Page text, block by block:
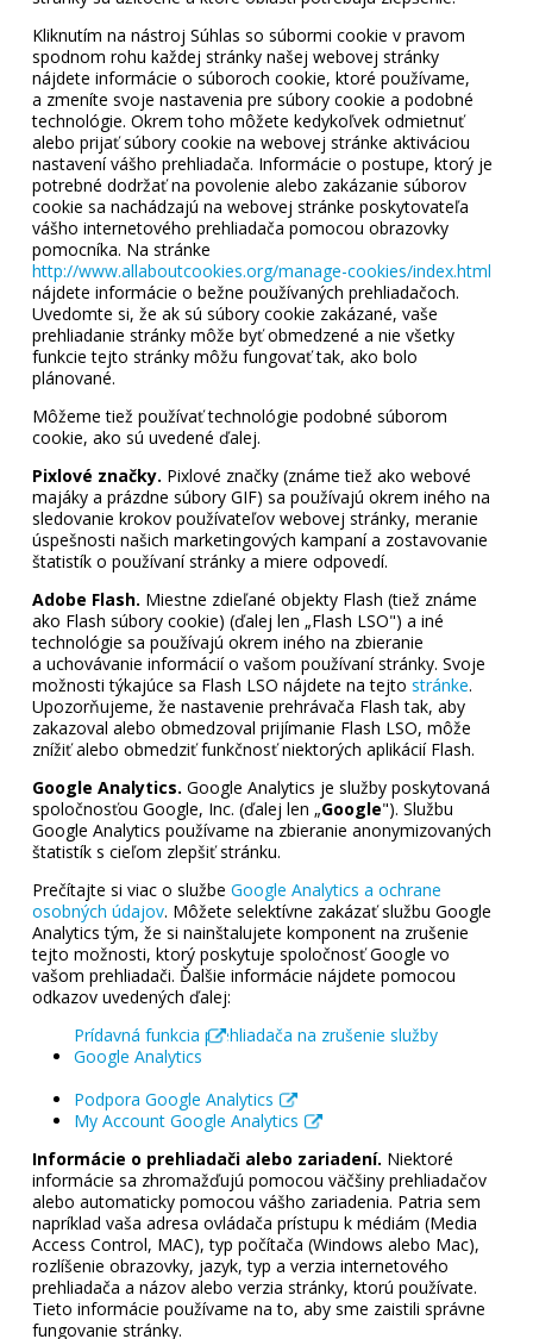
Kliknutím na nástroj Súhlas so súbormi cookie v pravom
spodnom rohu každej stránky našej webovej stránky
nájdete informácie o súboroch cookie, ktoré používame,
a zmeníte svoje nastavenia pre súbory cookie a podobné
technológie. Okrem toho môžete kedykoľvek odmietnuť
alebo prijať súbory cookie na webovej stránke aktiváciou
nastavení vášho prehliadača. Informácie o postupe, ktorý je
potrebné dodržať na povolenie alebo zakázanie súborov
cookie sa nachádzajú na webovej stránke poskytovateľa
vášho internetového prehliadača pomocou obrazovky
pomocníka. Na stránke
http://www.allaboutcookies.org/manage-cookies/index.html
nájdete informácie o bežne používaných prehliadačoch.
Uvedomte si, že ak sú súbory cookie zakázané, vaše
prehliadanie stránky môže byť obmedzené a nie všetky
funkcie tejto stránky môžu fungovať tak, ako bolo
plánované.
Môžeme tiež používať technológie podobné súborom
cookie, ako sú uvedené ďalej.
Pixlové značky. Pixlové značky (známe tiež ako webové
majáky a prázdne súbory GIF) sa používajú okrem iného na
sledovanie krokov používateľov webovej stránky, meranie
úspešnosti našich marketingových kampaní a zostavovanie
štatistík o používaní stránky a miere odpovedí.
Adobe Flash. Miestne zdieľané objekty Flash (tiež známe
ako Flash súbory cookie) (ďalej len „Flash LSO") a iné
technológie sa používajú okrem iného na zbieranie
a uchovávanie informácií o vašom používaní stránky. Svoje
možnosti týkajúce sa Flash LSO nájdete na tejtostránke.
Upozorňujeme, že nastavenie prehrávača Flash tak, aby
zakazoval alebo obmedzoval prijímanie Flash LSO, môže
znížiť alebo obmedziť funkčnosť niektorých aplikácií Flash.
Google Analytics. Google Analytics je služby poskytovaná
spoločnosťou Google, Inc. (ďalej len „Google"). Službu
Google Analytics používame na zbieranie anonymizovaných
štatistík s cieľom zlepšiť stránku.
Prečítajte si viac o službeGoogle Analytics a ochrane
osobných údajov. Môžete selektívne zakázať službu Google
Analytics tým, že si nainštalujete komponent na zrušenie
tejto možnosti, ktorý poskytuje spoločnosť Google vo
vašom prehliadači. Ďalšie informácie nájdete pomocou
odkazov uvedených ďalej:
Prídavná funkcia prehliadača na zrušenie služby
Google Analytics
Podpora Google Analytics
My Account Google Analytics
Informácie o prehliadači alebo zariadení. Niektoré
informácie sa zhromažďujú pomocou väčšiny prehliadačov
alebo automaticky pomocou vášho zariadenia. Patria sem
napríklad vaša adresa ovládača prístupu k médiám (Media
Access Control, MAC), typ počítača (Windows alebo Mac),
rozlíšenie obrazovky, jazyk, typ a verzia internetového
prehliadača a názov alebo verzia stránky, ktorú používate.
Tieto informácie používame na to, aby sme zaistili správne
fungovanie stránky.